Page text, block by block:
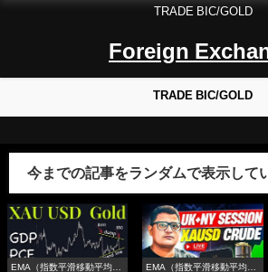
TRADE BIC/GOLD
Foreign
TRADE BIC/GOLD
今までの記事をランダムで表示して
EMA（指数平滑移動平均
EMA（指数平滑移動平均